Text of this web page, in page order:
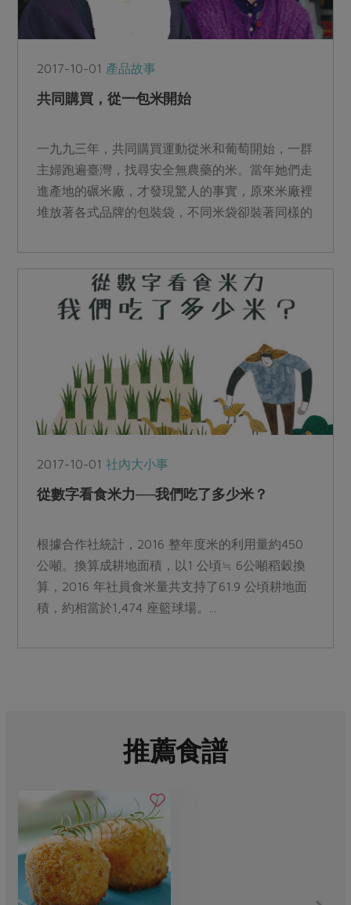
2017-10-01 產品故事
共同購買，從一包米開始
一九九三年，共同購買運動從米和葡萄開始，一群
主婦跑遍臺灣，找尋安全無農藥的米。當年她們走
進產地的碾米廠，才發現驚人的事實，原來米廠裡
堆放著各式品牌的包裝袋，不同米袋卻裝著同樣的
2017-10-01社內大小事
從數字看食米力──我們吃了多少米？
根據合作社統計，2016 整年度米的利用量約450
公噸。換算成耕地面積，以1 公頃≒ 6公噸稻穀換
算，2016 年社員食米量共支持了61.9 公頃耕地面
積，約相當於1,474 座籃球場。...
推薦食譜